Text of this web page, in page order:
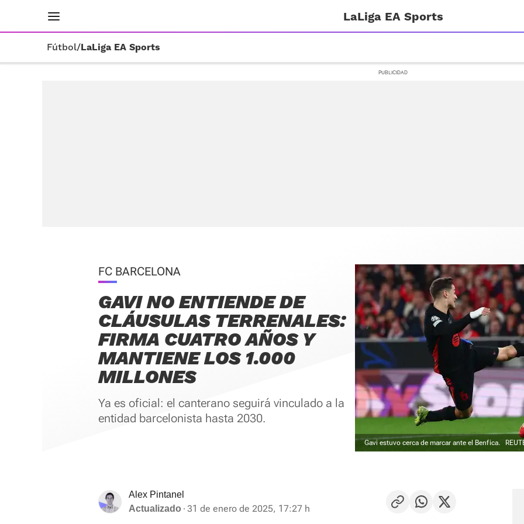
LaLiga EA Sports
Fútbol/LaLiga EA Sports
FC BARCELONA
GAVI NO ENTIENDE DE
CLÁUSULAS TERRENALES:
FIRMA CUATRO AÑOS Y
MANTIENE LOS 1.000
MILLONES
Ya es oficial: el canterano seguirá vinculado a la
entidad barcelonista hasta 2030.
Gavi estuvo cerca de marcar ante el Benfica.
Alex Pintanel
Actualizado
31 de enero de 2025, 17:27 h